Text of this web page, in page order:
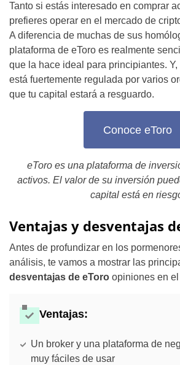
Tanto si estás interesado en comprar
prefieres operar en el mercado de
A diferencia de muchas de sus
plataforma de eToro es realmente
que la hace ideal para principiantes.
está fuertemente regulada por varios
que tu capital estará a resguardo.
Conoce eToro
eToro es una plataforma de
activos. El valor de su inversión
capital está en
Ventajas y desventajas
Antes de profundizar en los
análisis, te vamos a mostrar las
desventajas de eToro opiniones en
Ventajas:
Un broker y una plataforma de
muy fáciles de usar